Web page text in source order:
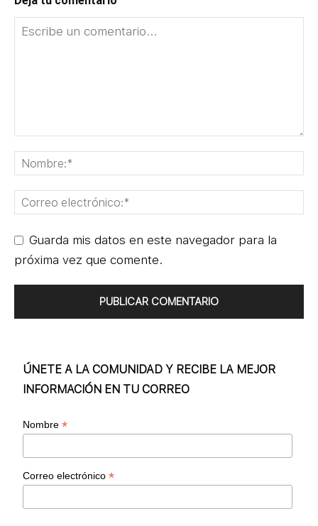
Guarda mis datos en este navegador para la
próxima vez que comente.
ÚNETE A LA COMUNIDAD Y RECIBE LA MEJOR
INFORMACIÓN EN TU CORREO
Nombre*
Correo electrónico*